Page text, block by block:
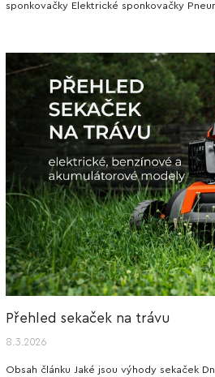
sponkovačky Elektrické sponkovačky
Přehled sekaček na trávu
8.3.2026
Obsah článku Jaké jsou výhody sekaček